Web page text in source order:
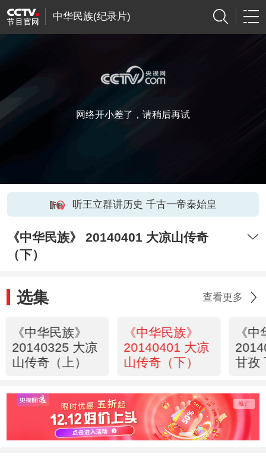
中华民族(纪录片)
网络开小差了，请稍后再试
听王立群讲历史 千古一帝秦始皇
《中华民族》 20140401 大凉山传奇
（下）
选集 查看更多
《中华民族》
20140325 大凉
山传奇（上）
《中华民族》
20140401 大凉
山传奇（下）
《
甘孜